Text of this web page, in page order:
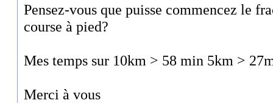
Pensez-vous que puisse commencez le
course à pied?
Mes temps sur 10km > 58 min 5km >
Merci à vous